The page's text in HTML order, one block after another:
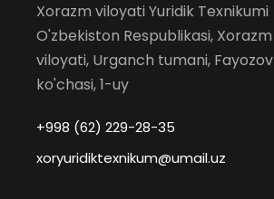
Xorazm viloyati Yuridik Texnikumi
O'zbekiston Respublikasi, Xorazm
viloyati, Urganch tumani, Fayozov
ko'chasi, 1-uy
+998 (62) 229-28-35
xoryuridiktexnikum@umail.uz